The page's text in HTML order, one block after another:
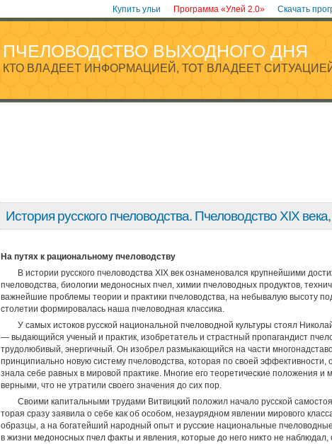
Купить ульи Программа «Улей 2.0» Скачать
ПЧЕЛОВОДСТВО ВЫХОДНОГО ДНЯ
КТО ВЛАДЕЕТ ИНФОРМАЦИЕЙ, ТОТ ВЛАДЕЕТ
История русского пчеловодства. Пчеловодство ХIХ
На путях к рациональному пчеловодству
В истории русского пчеловодства XIX век ознаменовался крупнейшими
пчеловодства, биологии медоносных пчел, химии пчело­водных продуктов,
важнейшие проблемы теории и практики пчеловодства, на небывалую высоту
столетии формировалась наша пчеловодная классика.
У самых истоков русской национальной пчеловодной культуры стоял
— выдающийся ученый и практик, изобрета­тель и страстный пропагандист
трудолюбивый, энергичный. Он изобрел раз­мыкающийся на части
принципиально новую систему пчеловодства, которая по своей эффективности,
знала себе равных в мировой практике. Многие его теорети­ческие положения и
верны­ми, что не утратили своего значения до сих пор.
Своими капитальными трудами Витвицкий положил на­чало русской
торая сразу заявила о себе как об особом, незаурядном яв­лении мирового
образцы, а на богатейший народный опыт и русские нацио­нальные
в жизни медоносных пчел факты и явления, которые до него никто не